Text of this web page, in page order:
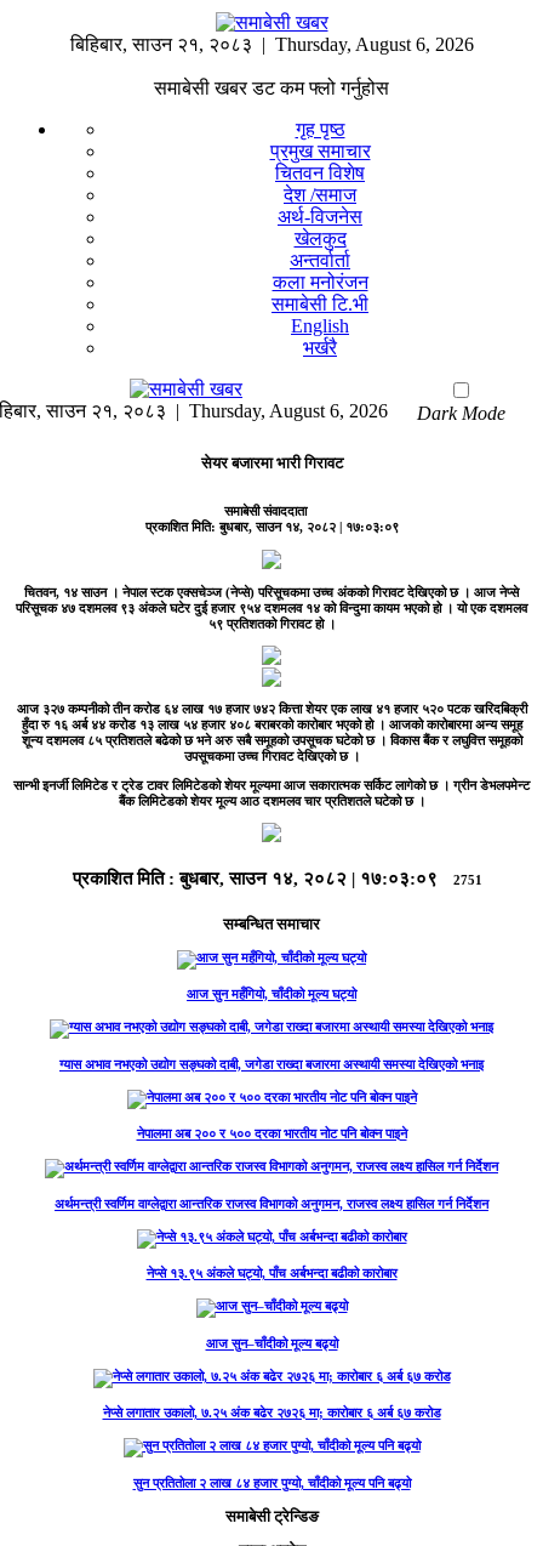
बिहिबार,साउन २१, २०८३ | Thursday, August 6, 2026
समाबेसी खबर डट कम फ्लो गर्नुहोस
गृह पृष्ठ
प्रमुख समाचार
चितवन विशेष
देश /समाज
अर्थ-विजनेस
खेलकुद
अन्तर्वार्ता
कला मनोरंजन
समाबेसी टि.भी
English
भर्खरै
,साउन २१, २०८३ | Thursday, August 6, 2026 Dark Mode
सेयर बजारमा भारी गिरावट
समाबेसी संवाददाता
प्रकाशित मिति:बुधबार, साउन १४, २०८२| १७:०३:०९
चितवन, १४ साउन । नेपाल स्टक एक्सचेञ्ज (नेप्से) परिसूचकमा उच्च अंकको गिरावट देखिएको छ । आज नेप्से
परिसूचक ४७ दशमलव ९३ अंकले घटेर दुई हजार ९५४ दशमलव १४ को विन्दुमा कायम भएको हो । यो एक दशमलव
५९ प्रतिशतको गिरावट हो ।
आज ३२७ कम्पनीको तीन करोड ६४ लाख १७ हजार ७४२ कित्ता शेयर एक लाख ४१ हजार ५२० पटक खरिदबिक्री
हुँदा रु १६ अर्ब ४४ करोड १३ लाख ५४ हजार ४०८ बराबरको कारोबार भएको हो । आजको कारोबारमा अन्य समूह
शून्य दशमलव ८५ प्रतिशतले बढेको छ भने अरु सबै समूहको उपसूचक घटेको छ । विकास बैंक र लघुवित्त समूहको
उपसूचकमा उच्च गिरावट देखिएको छ ।
सान्भी इनर्जी लिमिटेड र ट्रेड टावर लिमिटेडको शेयर मूल्यमा आज सकारात्मक सर्किट लागेको छ । ग्रीन डेभलपमेन्ट
बैंक लिमिटेडको शेयर मूल्य आठ दशमलव चार प्रतिशतले घटेको छ ।
प्रकाशित मिति :बुधबार, साउन १४, २०८२ | १७:०३:०९ 2751
सम्बन्धित समाचार
आज सुन महँगियो, चाँदीको मूल्य घट्यो
ग्यास अभाव नभएको उद्योग सङ्घको दाबी, जगेडा राख्दा बजारमा अस्थायी समस्या देखिएको भनाइ
नेपालमा अब २०० र ५०० दरका भारतीय नोट पनि बोक्न पाइने
अर्थमन्त्री स्वर्णिम वाग्लेद्वारा आन्तरिक राजस्व विभागको अनुगमन, राजस्व लक्ष्य हासिल गर्न निर्देशन
नेप्से १३.९५ अंकले घट्यो, पाँच अर्बभन्दा बढीको कारोबार
आज सुन–चाँदीको मूल्य बढ्यो
नेप्से लगातार उकालो, ७.२५ अंक बढेर २७२६ मा; कारोबार ६ अर्ब ६७ करोड
सुन प्रतितोला २ लाख ८४ हजार पुग्यो, चाँदीको मूल्य पनि बढ्यो
समाबेसी ट्रेन्डिङ